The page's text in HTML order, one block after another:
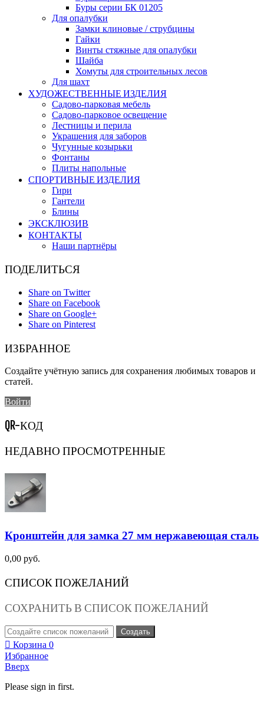
Буры серии БК 01205
Для опалубки
Замки клиновые / струбцины
Гайки
Винты стяжные для опалубки
Шайба
Хомуты для строительных лесов
Для шахт
ХУДОЖЕСТВЕННЫЕ ИЗДЕЛИЯ
Садово-парковая мебель
Садово-парковое освещение
Лестницы и перила
Украшения для заборов
Чугунные козырьки
Фонтаны
Плиты напольные
СПОРТИВНЫЕ ИЗДЕЛИЯ
Гири
Гантели
Блины
ЭКСКЛЮЗИВ
КОНТАКТЫ
Наши партнёры
ПОДЕЛИТЬСЯ
Share on Twitter
Share on Facebook
Share on Google+
Share on Pinterest
ИЗБРАННОЕ
Создайте учётную запись для сохранения любимых товаров и
статей.
Войти
QR-КОД
НЕДАВНО ПРОСМОТРЕННЫЕ
Кронштейн для замка 27 мм нержавеющая сталь
0,00 руб.
СПИСОК ПОЖЕЛАНИЙ
СОХРАНИТЬ В СПИСОК ПОЖЕЛАНИЙ
Создать
Корзина 0
Избранное
Вверх
Please sign in first.